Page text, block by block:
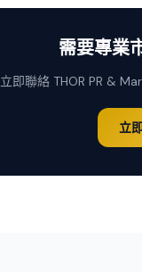
需要專業
立即聯絡 THOR PR &
立